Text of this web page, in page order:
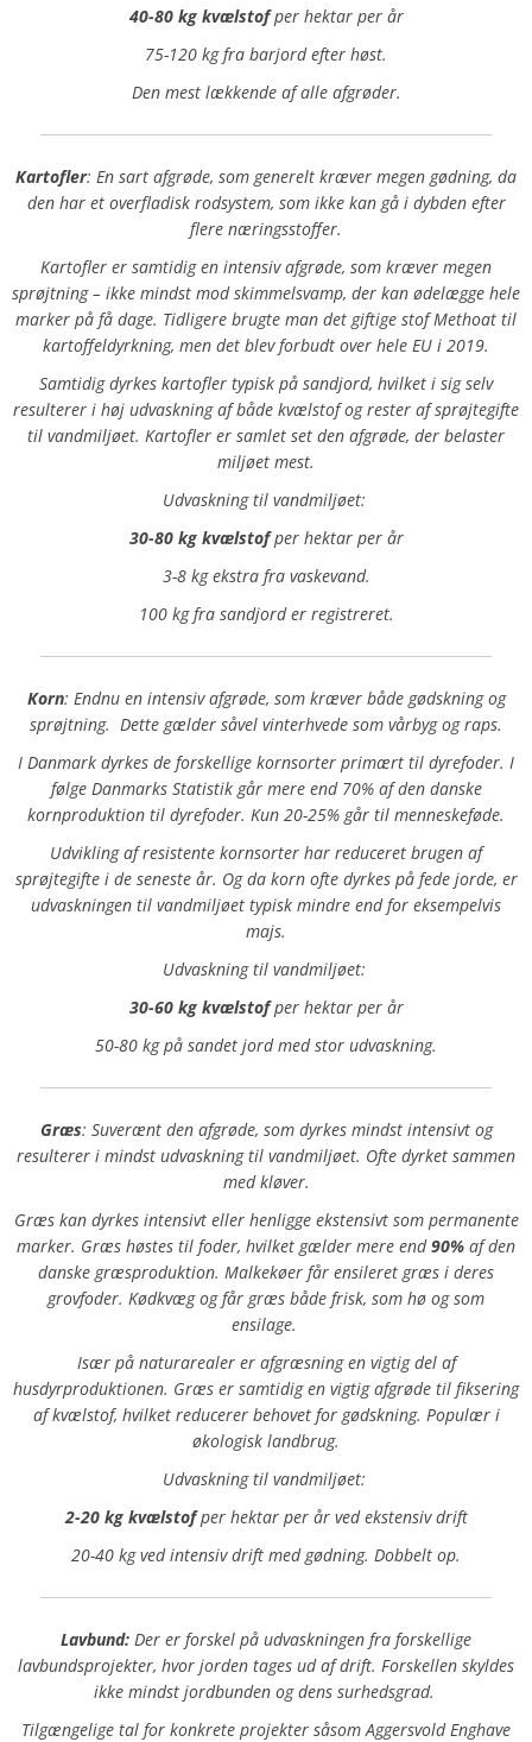
40-80 kg kvælstofper hektar per år
75-120 kg fra barjord efter høst.
Den mest lækkende af alle afgrøder.
Kartofler: En sart afgrøde, som generelt kræver megen gødning, da
den har et overfladisk rodsystem, som ikke kan gå i dybden efter
flere næringsstoffer.
Kartofler er samtidig en intensiv afgrøde, som kræver megen
sprøjtning – ikke mindst mod skimmelsvamp, der kan ødelægge hele
marker på få dage. Tidligere brugte man det giftige stof Methoat til
kartoffeldyrkning, men det blev forbudt over hele EU i 2019.
Samtidig dyrkes kartofler typisk på sandjord, hvilket i sig selv
resulterer i høj udvaskning af både kvælstof og rester af sprøjtegifte
til vandmiljøet. Kartofler er samlet set den afgrøde, der belaster
miljøet mest.
Udvaskning til vandmiljøet:
30-80 kg kvælstofper hektar per år
3-8 kg ekstra fra vaskevand.
100 kg fra sandjord er registreret.
Korn: Endnu en intensiv afgrøde, som kræver både gødskning og
sprøjtning. Dette gælder såvel vinterhvede som vårbyg og raps.
I Danmark dyrkes de forskellige kornsorter primært til dyrefoder. I
følge Danmarks Statistik går mere end 70% af den danske
kornproduktion til dyrefoder. Kun 20-25% går til menneskeføde.
Udvikling af resistente kornsorter har reduceret brugen af
sprøjtegifte i de seneste år. Og da korn ofte dyrkes på fede jorde, er
udvaskningen til vandmiljøet typisk mindre end for eksempelvis
majs.
Udvaskning til vandmiljøet:
30-60 kg kvælstofper hektar per år
50-80 kg på sandet jord med stor udvaskning.
Græs: Suverænt den afgrøde, som dyrkes mindst intensivt og
resulterer i mindst udvaskning til vandmiljøet. Ofte dyrket sammen
med kløver.
Græs kan dyrkes intensivt eller henligge ekstensivt som permanente
marker. Græs høstes til foder, hvilket gælder mere end90% af den
danske græsproduktion. Malkekøer får ensileret græs i deres
grovfoder. Kødkvæg og får græs både frisk, som hø og som
ensilage.
Især på naturarealer er afgræsning en vigtig del af
husdyrproduktionen. Græs er samtidig en vigtig afgrøde til fiksering
af kvælstof, hvilket reducerer behovet for gødskning. Populær i
økologisk landbrug.
Udvaskning til vandmiljøet:
2-20 kg kvælstofper hektar per år ved ekstensiv drift
20-40 kg ved intensiv drift med gødning. Dobbelt op.
Lavbund: Der er forskel på udvaskningen fra forskellige
lavbundsprojekter, hvor jorden tages ud af drift. Forskellen skyldes
ikke mindst jordbunden og dens surhedsgrad.
Tilgængelige tal for konkrete projekter såsom Aggersvold Enghave